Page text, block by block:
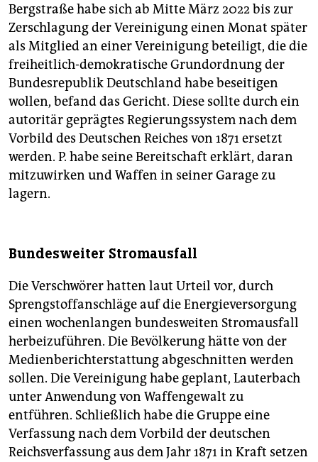
Bergstraße habe sich ab Mitte März 2022 bis zur
Zerschlagung der Vereinigung einen Monat später
als Mitglied an einer Vereinigung beteiligt, die die
freiheitlich-demokratische Grundordnung der
Bundesrepublik Deutschland habe beseitigen
wollen, befand das Gericht. Diese sollte durch ein
autoritär geprägtes Regierungssystem nach dem
Vorbild des Deutschen Reiches von 1871 ersetzt
werden. P. habe seine Bereitschaft erklärt, daran
mitzuwirken und Waffen in seiner Garage zu
lagern.
Bundesweiter Stromausfall
Die Verschwörer hatten laut Urteil vor, durch
Sprengstoffanschläge auf die Energieversorgung
einen wochenlangen bundesweiten Stromausfall
herbeizuführen. Die Bevölkerung hätte von der
Medienberichterstattung abgeschnitten werden
sollen. Die Vereinigung habe geplant, Lauterbach
unter Anwendung von Waffengewalt zu
entführen. Schließlich habe die Gruppe eine
Verfassung nach dem Vorbild der deutschen
Reichsverfassung aus dem Jahr 1871 in Kraft setzen